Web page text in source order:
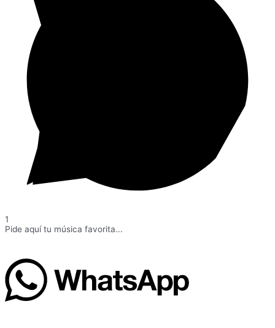
1
Pide aquí tu música favorita...